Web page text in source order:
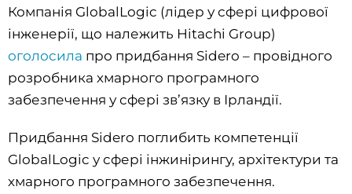
Компанія GlobalLogic (лідер у сфері цифрової
інженерії, що належить Hitachi Group)
оголосила про придбання Sidero – провідного
розробника хмарного програмного
забезпечення у сфері зв’язку в Ірландії.
Придбання Sidero поглибить компетенції
GlobalLogic у сфері інжинірингу, архітектури та
хмарного програмного забезпечення.